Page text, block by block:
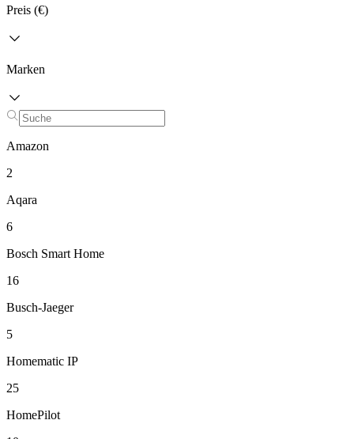
Preis (€)
Marken
Amazon
2
Aqara
6
Bosch Smart Home
16
Busch-Jaeger
5
Homematic IP
25
HomePilot